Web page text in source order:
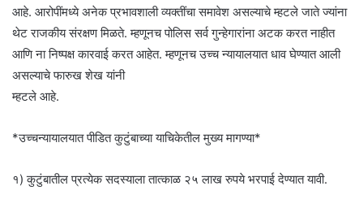
आहे. आरोपींमध्ये अनेक प्रभावशाली व्यक्तींचा समावेश असल्याचे म्हटले जाते ज्यांना
थेट राजकीय संरक्षण मिळते. म्हणूनच पोलिस सर्व गुन्हेगारांना अटक करत नाहीत
आणि ना निष्पक्ष कारवाई करत आहेत. म्हणूनच उच्च न्यायालयात धाव घेण्यात आली
असल्याचे फारुख शेख यांनी
म्हटले आहे.
*उच्चन्यायालयात पीडित कुटुंबाच्या याचिकेतील मुख्य मागण्या*
१) कुटुंबातील प्रत्येक सदस्याला तात्काळ २५ लाख रुपये भरपाई देण्यात यावी.